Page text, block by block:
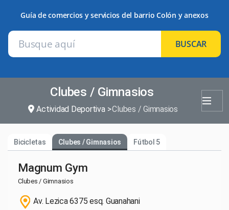
Guía de comercios y servicios del barrio Colón y anexos
BUSCAR
Clubes / Gimnasios
Actividad Deportiva Clubes / Gimnasios
Bicicletas Clubes / Gimnasios Fútbol 5
Magnum Gym
Clubes / Gimnasios
Av. Lezica 6375 esq. Guanahani